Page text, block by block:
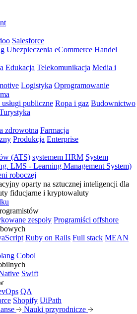
Salesforce
Ubezpieczenia eCommerce Handel
Edukacja Telekomunikacja Media i
Logistyka Oprogramowanie
publiczne Ropa i gaz Budownictwo
zdrowotna Farmacja
Produkcja Enterprise
(ATS) systemem HRM System
LMS - Learning Management System)
roboczej
oparty na sztucznej inteligencji dla
fiducjarne i kryptowaluty
zespoły Programiści offshore
Ruby on Rails Full stack MEAN
Cobol
Swift
QA
Shopify UiPath
Nauki przyrodnicze